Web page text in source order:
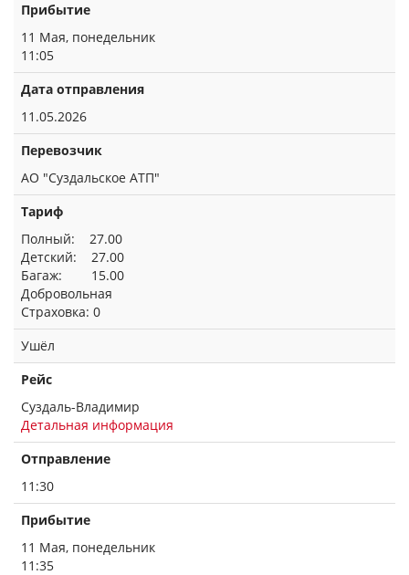
Прибытие
11 Мая, понедельник
11:05
Дата отправления
11.05.2026
Перевозчик
АО "Суздальское АТП"
Тариф
Полный: 27.00
Детский: 27.00
Багаж: 15.00
Добровольная
Страховка: 0
Ушёл
Рейс
Суздаль-Владимир
Детальная информация
Отправление
11:30
Прибытие
11 Мая, понедельник
11:35